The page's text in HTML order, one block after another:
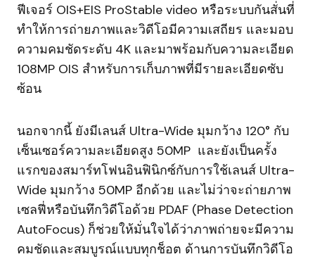
ฟีเจอร์ OIS+EIS ProStable video หรือระบบกันสั่นที่
ทำให้การถ่ายภาพและวิดีโอมีความเสถียร และมอบ
ความคมชัดระดับ 4K และมาพร้อมกับความละเอียด
108MP OIS สำหรับการเก็บภาพที่มีรายละเอียดซับ
ซ้อน
นอกจากนี้ ยังมีเลนส์ Ultra-Wide มุมกว้าง 120° กับ
เซ็นเซอร์ความละเอียดสูง 50MP และยังเป็นครั้ง
แรกของสมาร์ทโฟนอินฟินิกซ์กับการใช้เลนส์ Ultra-
Wide มุมกว้าง 50MP อีกด้วย และไม่ว่าจะถ่ายภาพ
เซลฟี่หรือบันทึกวิดีโอด้วย PDAF (Phase Detection
AutoFocus) ก็ช่วยให้มั่นใจได้ว่าภาพถ่ายจะมีความ
คมชัดและสมบูรณ์แบบทุกช็อต ด้านการบันทึกวิดีโอ